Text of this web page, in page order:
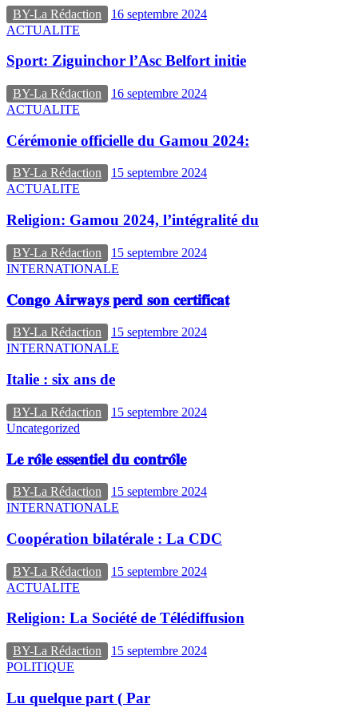
BY-La Rédaction
16 septembre 2024
ACTUALITE
Sport: Ziguinchor l’Asc Belfort initie
BY-La Rédaction
16 septembre 2024
ACTUALITE
Cérémonie officielle du Gamou 2024:
BY-La Rédaction
15 septembre 2024
ACTUALITE
Religion: Gamou 2024, l’intégralité du
BY-La Rédaction
15 septembre 2024
INTERNATIONALE
𝐂𝐨𝐧𝐠𝐨 𝐀𝐢𝐫𝐰𝐚𝐲𝐬 𝐩𝐞𝐫𝐝 𝐬𝐨𝐧 𝐜𝐞𝐫𝐭𝐢𝐟𝐢𝐜𝐚𝐭
BY-La Rédaction
15 septembre 2024
INTERNATIONALE
Italie : six ans de
BY-La Rédaction
15 septembre 2024
Uncategorized
𝐋𝐞 𝐫𝐨̂𝐥𝐞 𝐞𝐬𝐬𝐞𝐧𝐭𝐢𝐞𝐥 𝐝𝐮 𝐜𝐨𝐧𝐭𝐫𝐨̂𝐥𝐞
BY-La Rédaction
15 septembre 2024
INTERNATIONALE
Coopération bilatérale : La CDC
BY-La Rédaction
15 septembre 2024
ACTUALITE
Religion: La Société de Télédiffusion
BY-La Rédaction
15 septembre 2024
POLITIQUE
Lu quelque part ( Par